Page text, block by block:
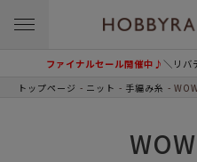
ファイナルセール開催中♪＼リバ
トップページ ニット 手編み糸
WOW